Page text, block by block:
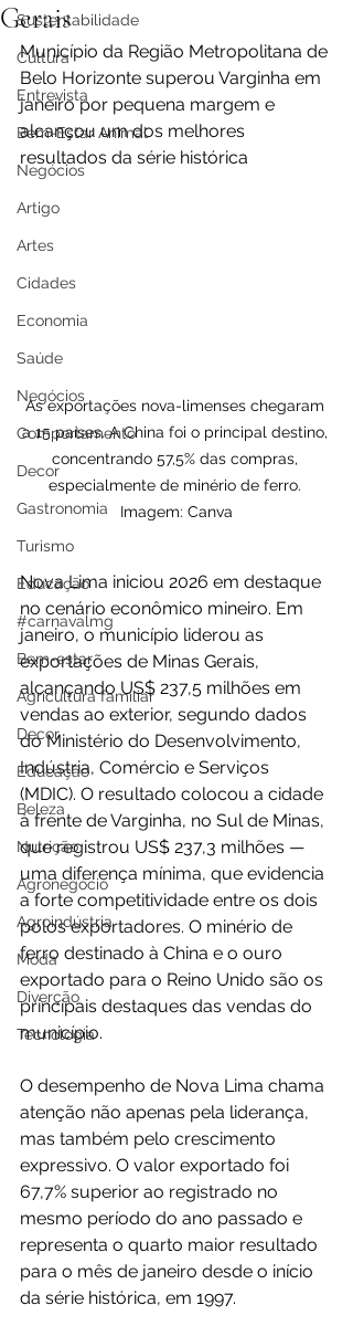
Sustentabilidade
Cultura
Entrevista
Bem-Estar Animal
Negócios
Artigo
Artes
Cidades
Economia
Saúde
Negócios
Comportamento
Decor
Gastronomia
Turismo
Educação
#carnavalmg
Bem-estar
Agricultura familiar
Decor
Educação
Beleza
Nutrição
Agronegócio
Agroindústria
Moda
Diverção
Tecnologia
Gerais
Município da Região Metropolitana de
Belo Horizonte superou Varginha em
janeiro por pequena margem e
alcançou um dos melhores
resultados da série histórica
As exportações nova-limenses chegaram
a 15 países. A China foi o principal destino,
concentrando 57,5% das compras,
especialmente de minério de ferro.
Imagem: Canva
Nova Lima iniciou 2026 em destaque
no cenário econômico mineiro. Em
janeiro, o município liderou as
exportações de Minas Gerais,
alcançando US$ 237,5 milhões em
vendas ao exterior, segundo dados
do Ministério do Desenvolvimento,
Indústria, Comércio e Serviços
(MDIC). O resultado colocou a cidade
à frente de Varginha, no Sul de Minas,
que registrou US$ 237,3 milhões —
uma diferença mínima, que evidencia
a forte competitividade entre os dois
polos exportadores. O minério de
ferro destinado à China e o ouro
exportado para o Reino Unido são os
principais destaques das vendas do
município.
O desempenho de Nova Lima chama
atenção não apenas pela liderança,
mas também pelo crescimento
expressivo. O valor exportado foi
67,7% superior ao registrado no
mesmo período do ano passado e
representa o quarto maior resultado
para o mês de janeiro desde o início
da série histórica, em 1997.